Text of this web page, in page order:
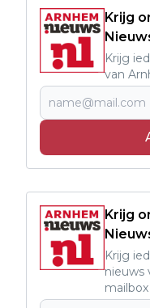
Krijg
Krijg
van
Krijg
Krijg
nieuws
mailbox